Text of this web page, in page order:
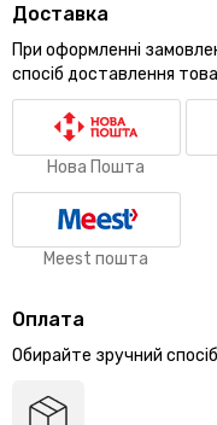
Доставка
При оформленні
спосіб доставлення
Нова Пошта
Meest пошта
Оплата
Обирайте зручний